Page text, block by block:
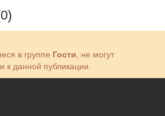
в группе Гости, не могут
к данной публикации.